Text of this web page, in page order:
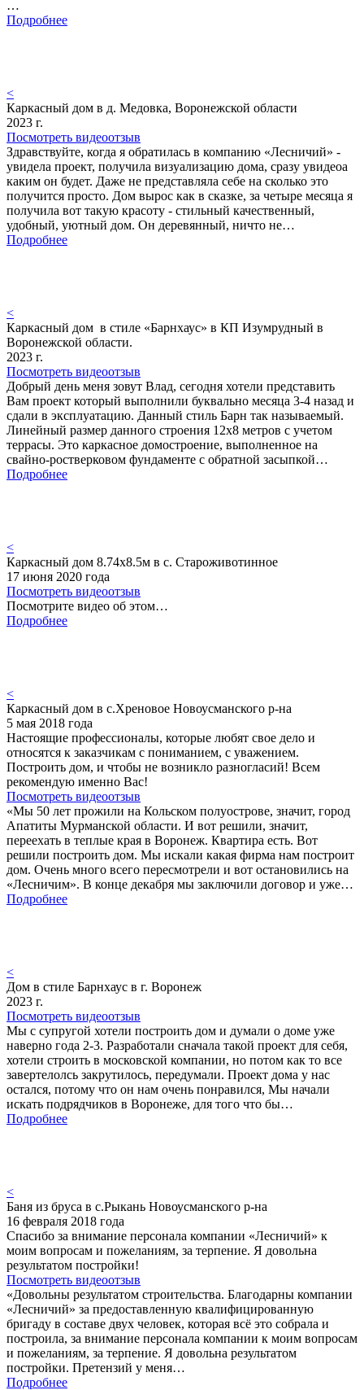
…
Подробнее
<
Каркасный дом в д. Медовка, Воронежской области
2023 г.
Посмотреть видеоотзыв
Здравствуйте, когда я обратилась в компанию «Лесничий» -
увидела проект, получила визуализацию дома, сразу увидеоа
каким он будет. Даже не представляла себе на сколько это
получится просто. Дом вырос как в сказке, за четыре месяца я
получила вот такую красоту - стильный качественный,
удобный, уютный дом. Он деревянный, ничто не…
Подробнее
<
Каркасный дом в стиле «Барнхаус» в КП Изумрудный в
Воронежской области.
2023 г.
Посмотреть видеоотзыв
Добрый день меня зовут Влад, сегодня хотели представить
Вам проект который выполнили буквально месяца 3-4 назад и
сдали в эксплуатацию. Данный стиль Барн так называемый.
Линейный размер данного строения 12х8 метров с учетом
террасы. Это каркасное домостроение, выполненное на
свайно-ростверковом фундаменте с обратной засыпкой…
Подробнее
<
Каркасный дом 8.74х8.5м в с. Староживотинное
17 июня 2020 года
Посмотреть видеоотзыв
Посмотрите видео об этом…
Подробнее
<
Каркасный дом в с.Хреновое Новоусманского р-на
5 мая 2018 года
Настоящие профессионалы, которые любят свое дело и
относятся к заказчикам с пониманием, с уважением.
Построить дом, и чтобы не возникло разногласий! Всем
рекомендую именно Вас!
Посмотреть видеоотзыв
«Мы 50 лет прожили на Кольском полуострове, значит, город
Апатиты Мурманской области. И вот решили, значит,
переехать в теплые края в Воронеж. Квартира есть. Вот
решили построить дом. Мы искали какая фирма нам построит
дом. Очень много всего пересмотрели и вот остановились на
«Лесничим». В конце декабря мы заключили договор и уже…
Подробнее
<
Дом в стиле Барнхаус в г. Воронеж
2023 г.
Посмотреть видеоотзыв
Мы с супругой хотели построить дом и думали о доме уже
наверно года 2-3. Разработали сначала такой проект для себя,
хотели строить в московской компании, но потом как то все
завертелолсь закрутилось, передумали. Проект дома у нас
остался, потому что он нам очень понравился, Мы начали
искать подрядчиков в Воронеже, для того что бы…
Подробнее
<
Баня из бруса в с.Рыкань Новоусманского р-на
16 февраля 2018 года
Спасибо за внимание персонала компании «Лесничий» к
моим вопросам и пожеланиям, за терпение. Я довольна
результатом постройки!
Посмотреть видеоотзыв
«Довольны результатом строительства. Благодарны компании
«Лесничий» за предоставленную квалифицированную
бригаду в составе двух человек, которая всё это собрала и
построила, за внимание персонала компании к моим вопросам
и пожеланиям, за терпение. Я довольна результатом
постройки. Претензий у меня…
Подробнее